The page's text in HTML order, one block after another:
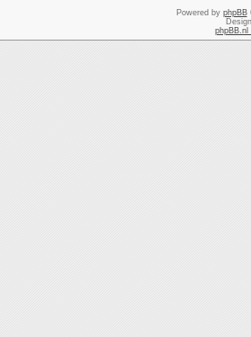
Powered by phpBB
phpBB.nl